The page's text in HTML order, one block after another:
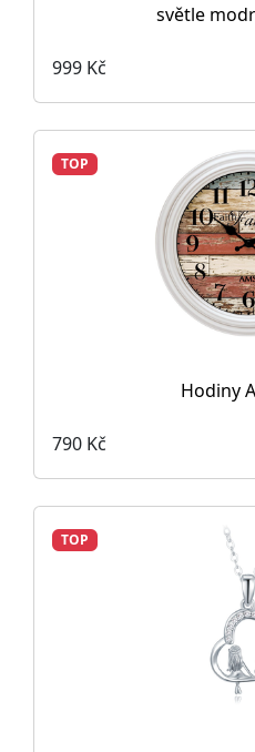
světle
999 Kč
TOP
Hodiny
790 Kč
TOP